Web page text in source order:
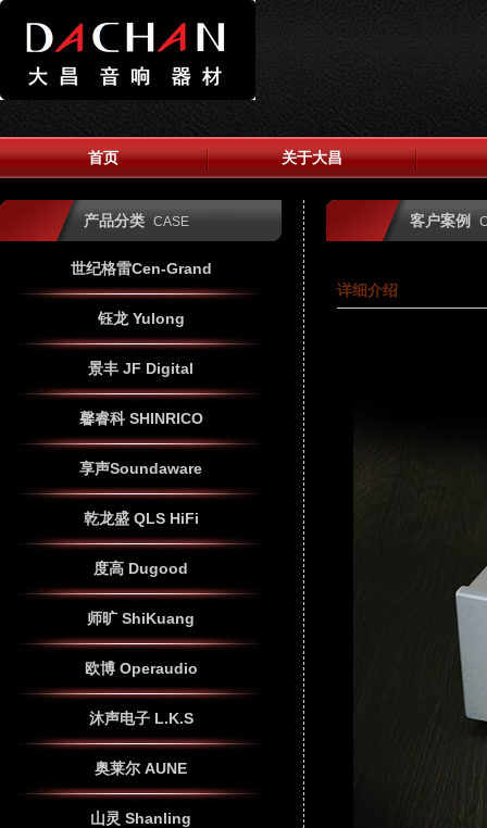
首页 关于大昌
产品分类 CASE
世纪格雷Cen-Grand
钰龙 Yulong
景丰 JF Digital
馨睿科 SHINRICO
享声Soundaware
乾龙盛 QLS HiFi
度高 Dugood
师旷 ShiKuang
欧博 Operaudio
沐声电子 L.K.S
奥莱尔 AUNE
山灵 Shanling
客户案例
详细介绍